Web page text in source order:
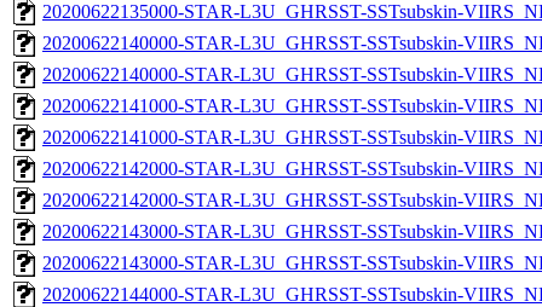
20200622135000-STAR-L3U_GHRSST-SSTsubskin-
20200622140000-STAR-L3U_GHRSST-SSTsubskin-
20200622140000-STAR-L3U_GHRSST-SSTsubskin-
20200622141000-STAR-L3U_GHRSST-SSTsubskin-
20200622141000-STAR-L3U_GHRSST-SSTsubskin-
20200622142000-STAR-L3U_GHRSST-SSTsubskin-
20200622142000-STAR-L3U_GHRSST-SSTsubskin-
20200622143000-STAR-L3U_GHRSST-SSTsubskin-
20200622143000-STAR-L3U_GHRSST-SSTsubskin-
20200622144000-STAR-L3U_GHRSST-SSTsubskin-